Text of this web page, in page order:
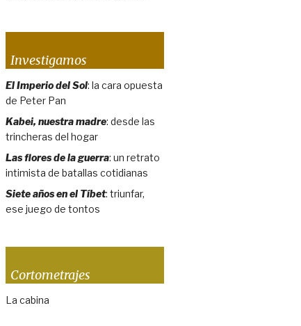
Investigamos
El Imperio del Sol: la cara opuesta
de Peter Pan
Kabei, nuestra madre: desde las
trincheras del hogar
Las flores de la guerra: un retrato
intimista de batallas cotidianas
Siete años en el Tíbet: triunfar,
ese juego de tontos
Cortometrajes
La cabina